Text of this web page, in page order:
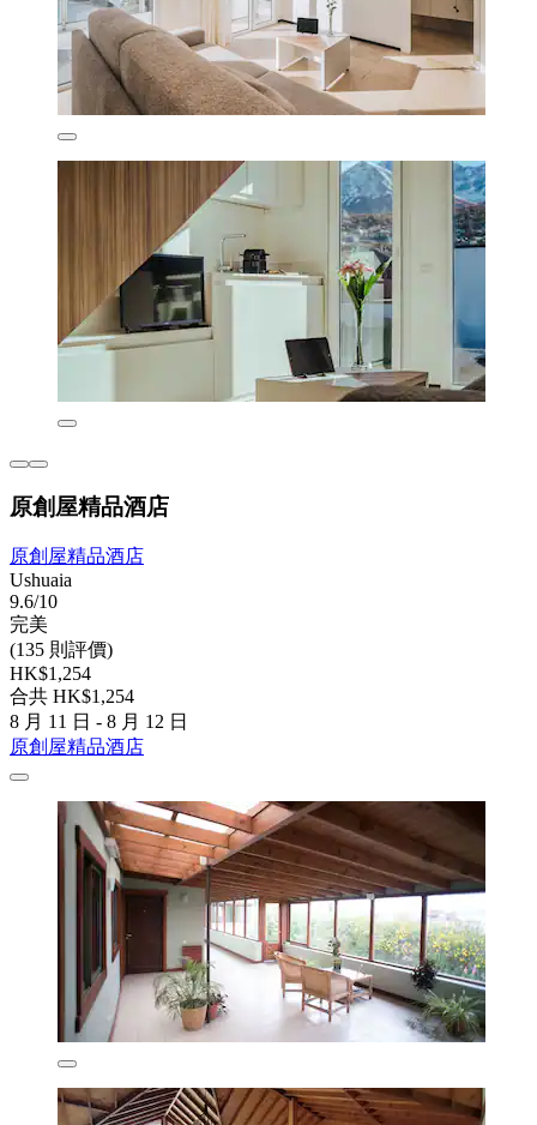
原創屋精品酒店
原創屋精品酒店
Ushuaia
9.6/10
完美
(135 則評價)
HK$1,254
合共 HK$1,254
8 月 11 日 - 8 月 12 日
原創屋精品酒店